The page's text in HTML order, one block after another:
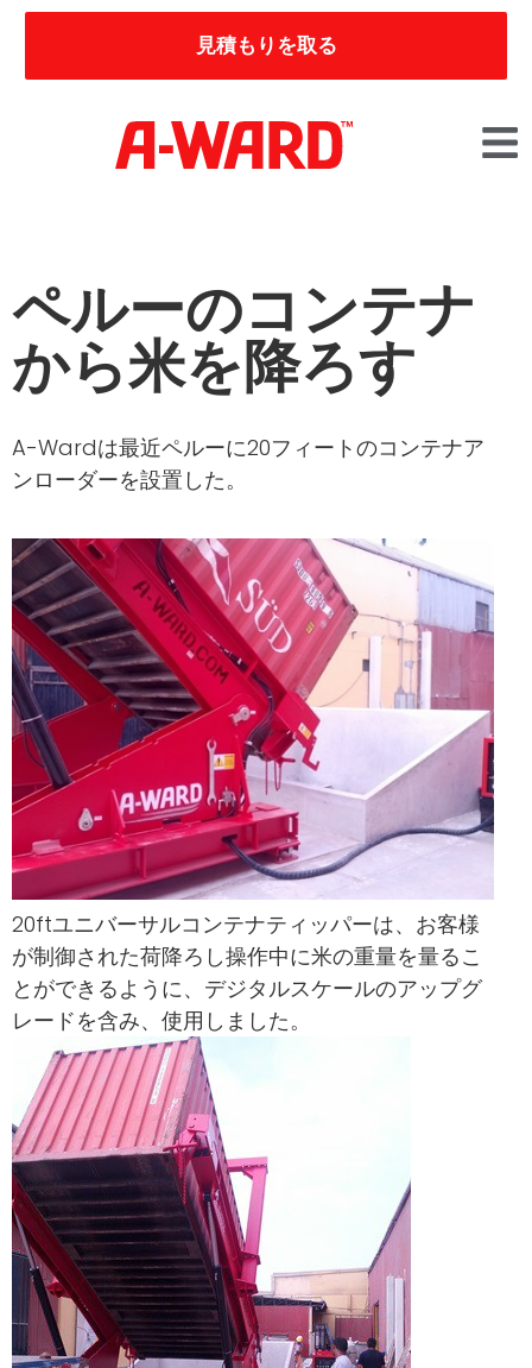
見積もりを取る
ペルーのコンテナ
から米を降ろす
A-Wardは最近ペルーに20フィートのコンテナア
ンローダーを設置した。
20ftユニバーサルコンテナティッパーは、お客様
が制御された荷降ろし操作中に米の重量を量るこ
とができるように、デジタルスケールのアップグ
レードを含み、使用しました。